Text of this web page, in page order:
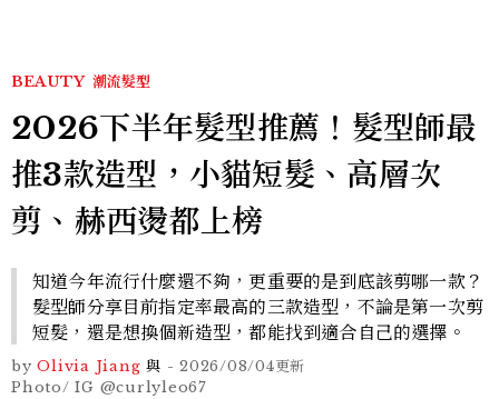
BEAUTY 潮流髮型
2026下半年髮型推薦！髮型師最
推3款造型，小貓短髮、高層次
剪、赫西燙都上榜
知道今年流行什麼還不夠，更重要的是到底該剪哪一款？
髮型師分享目前指定率最高的三款造型，不論是第一次剪
短髮，還是想換個新造型，都能找到適合自己的選擇。
by Olivia Jiang 與 - 2026/08/04更新
Photo/ IG @curlyleo67